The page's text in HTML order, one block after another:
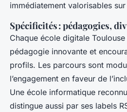
immédiatement valorisables
Spécificités : pédagogies,
Chaque école digitale Toulouse
pédagogie innovante et
profils. Les parcours sont
l’engagement en faveur de
Une école informatique
distingue aussi par ses labels